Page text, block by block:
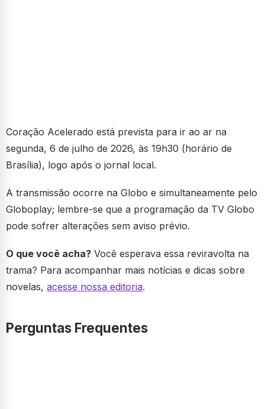
Coração Acelerado está prevista para ir ao ar na
segunda, 6 de julho de 2026, às 19h30 (horário de
Brasília), logo após o jornal local.
A transmissão ocorre na Globo e simultaneamente pelo
Globoplay; lembre-se que a programação da TV Globo
pode sofrer alterações sem aviso prévio.
O que você acha? Você esperava essa reviravolta na
trama? Para acompanhar mais notícias e dicas sobre
novelas, acesse nossa editoria.
Perguntas Frequentes